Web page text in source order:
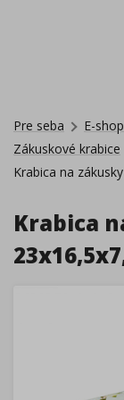
Pre seba E-shop
Zákuskové krabice
Krabica na
Krabica